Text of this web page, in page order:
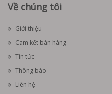
Về chúng tôi
Giới thiệu
Cam kết bán hàng
Tin tức
Thông báo
Liên hệ